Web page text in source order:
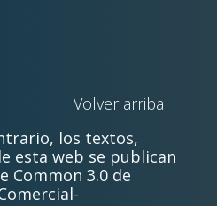
Volver arriba
los textos,
esta web se publican
Common 3.0 de